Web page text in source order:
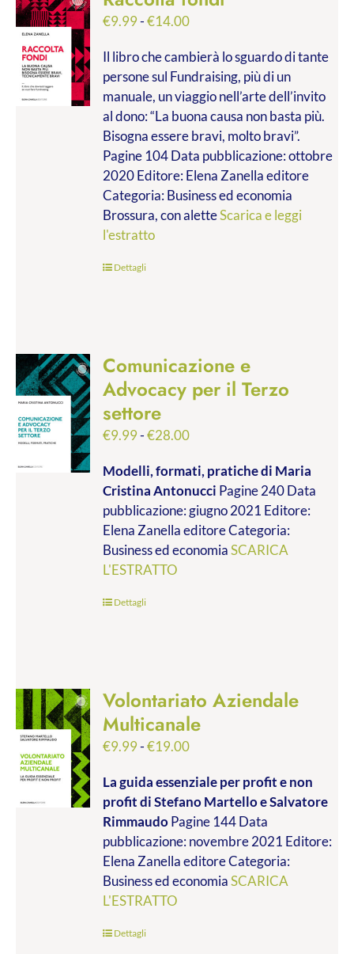
€9.99-€14.00Fascia
prezzo:
da
€9.99
a
€14.00
Il libro che cambierà lo sguardo di tante
persone sul Fundraising, più di un
manuale, un viaggio nell’arte dell’invito
al dono: “La buona causa non basta più.
Bisogna essere bravi, molto bravi”.
Pagine 104 Data pubblicazione: ottobre
2020 Editore: Elena Zanella editore
Categoria: Business ed economia
Brossura, con aletteScarica e leggi
l'estratto
Dettagli
Comunicazione e
Advocacy per il Terzo
settore
€9.99-€28.00Fascia
prezzo:
da
€9.99
a
€28.00
Modelli, formati, pratichedi Maria
Cristina Antonucci Pagine 240 Data
pubblicazione: giugno 2021 Editore:
Elena Zanella editore Categoria:
Business ed economiaSCARICA
L'ESTRATTO
Dettagli
Volontariato Aziendale
Multicanale
€9.99-€19.00Fascia
prezzo:
da
€9.99
a
€19.00
La guida essenziale per profit e non
profitdi Stefano Martello e Salvatore
RimmaudoPagine 144 Data
pubblicazione: novembre 2021 Editore:
Elena Zanella editore Categoria:
Business ed economiaSCARICA
L'ESTRATTO
Dettagli